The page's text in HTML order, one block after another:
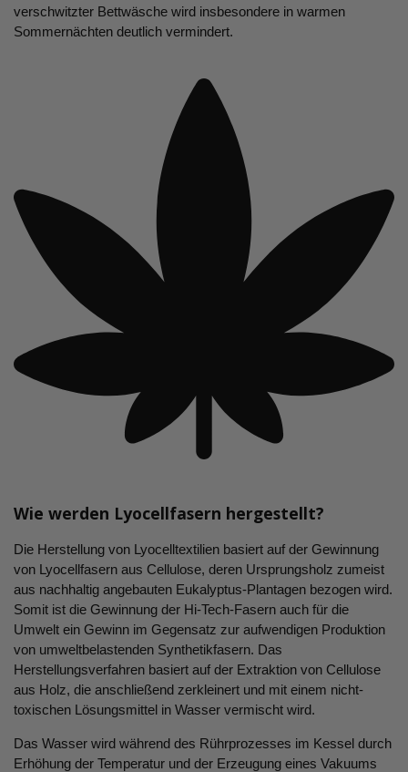
verschwitzter Bettwäsche wird insbesondere in warmen
Sommernächten deutlich vermindert.
Wie werden Lyocellfasern hergestellt?
Die Herstellung von Lyocelltextilien basiert auf der Gewinnung
von Lyocellfasern aus Cellulose, deren Ursprungsholz zumeist
aus nachhaltig angebauten Eukalyptus-Plantagen bezogen wird.
Somit ist die Gewinnung der Hi-Tech-Fasern auch für die
Umwelt ein Gewinn im Gegensatz zur aufwendigen Produktion
von umweltbelastenden Synthetikfasern. Das
Herstellungsverfahren basiert auf der Extraktion von Cellulose
aus Holz, die anschließend zerkleinert und mit einem nicht-
toxischen Lösungsmittel in Wasser vermischt wird.
Das Wasser wird während des Rührprozesses im Kessel durch
Erhöhung der Temperatur und der Erzeugung eines Vakuums